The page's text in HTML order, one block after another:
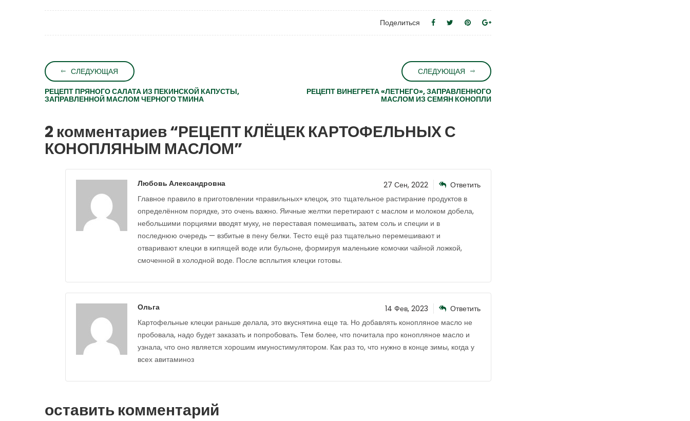
Поделиться
СЛЕДУЮЩАЯ
РЕЦЕПТ ПРЯНОГО САЛАТА ИЗ ПЕКИНСКОЙ КАПУСТЫ,
ЗАПРАВЛЕННОЙ МАСЛОМ ЧЕРНОГО ТМИНА
СЛЕДУЮЩАЯ
РЕЦЕПТ ВИНЕГРЕТА «ЛЕТНЕГО», ЗАПРАВЛЕННОГО
МАСЛОМ ИЗ СЕМЯН КОНОПЛИ
2 комментариев “РЕЦЕПТ КЛЁЦЕК КАРТОФЕЛЬНЫХ С
КОНОПЛЯНЫМ МАСЛОМ”
Любовь Александровна 27 Сен, 2022
Ответить
Главное правило в приготовлении «правильных» клецок, это тщательное растирание продуктов в
определённом порядке, это очень важно. Яичные желтки перетирают с маслом и молоком добела,
небольшими порциями вводят муку, не переставая помешивать, затем соль и специи и в
последнюю очередь — взбитые в пену белки. Тесто ещё раз тщательно перемешивают и
отваривают клецки в кипящей воде или бульоне, формируя маленькие комочки чайной ложкой,
смоченной в холодной воде. После всплытия клецки готовы.
Ольга 14 Фев, 2023
Ответить
Картофельные клецки раньше делала, это вкуснятина еще та. Но добавлять конопляное масло не
пробовала, надо будет заказать и попробовать. Тем более, что почитала про конопляное масло и
узнала, что оно является хорошим имуностимулятором. Как раз то, что нужно в конце зимы, когда у
всех авитаминоз
оставить комментарий